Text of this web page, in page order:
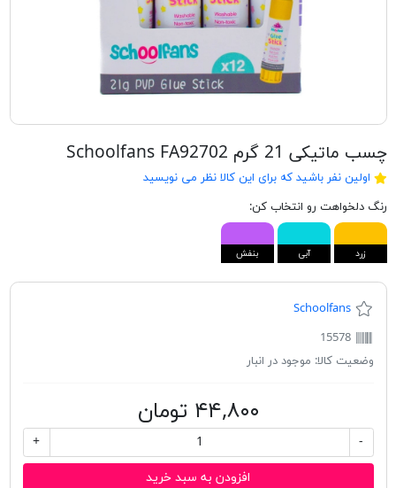
چسب ماتیکی 21 گرم Schoolfans FA92702
اولین نفر باشید که برای این کالا نظر می نویسید
رنگ دلخواهت رو انتخاب کن:
زرد آبی بنفش
Schoolfans
15578
وضعیت کالا: موجود در انبار
۴۴,۸۰۰ تومان
-
+
افزودن به سبد خرید